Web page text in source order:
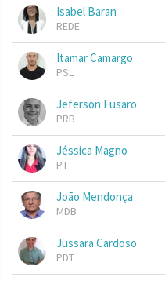
Isabel Baran
REDE
Itamar Camargo
PSL
Jeferson Fusaro
PRB
Jéssica Magno
PT
João Mendonça
MDB
Jussara Cardoso
PDT